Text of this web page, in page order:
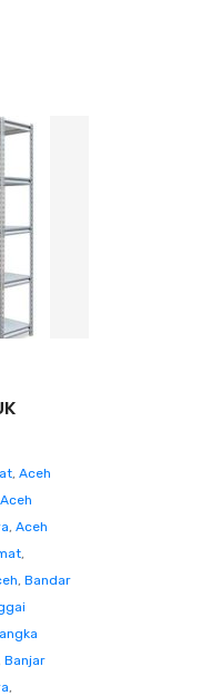
, Aceh
Aceh
, Aceh
,
, Bandar
Banjar
,